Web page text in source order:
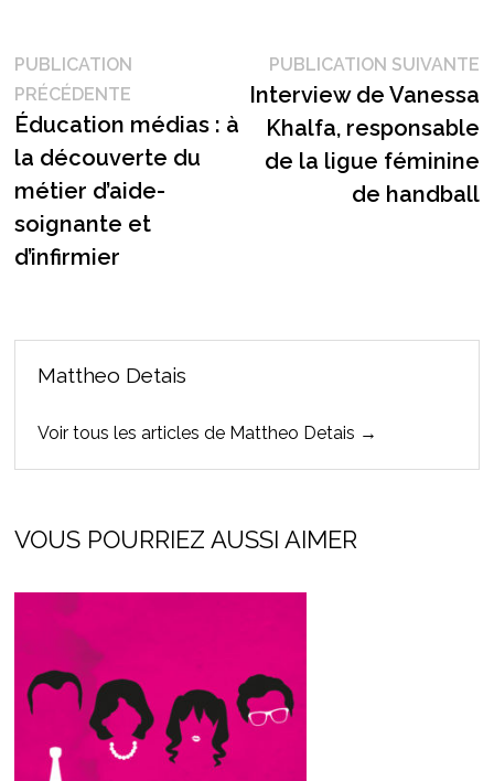
Navigation
de
l’article
PUBLICATION
PRÉCÉDENTEPublication
précédente :
Éducation médias : à
la découverte du
métier d’aide-
soignante et
d’infirmier
PUBLICATION SUIVANTE
Interview de Vanessa
Khalfa, responsable
de la ligue féminine
de handball
Mattheo Detais
Voir tous les articles de Mattheo Detais →
VOUS POURRIEZ AUSSI AIMER